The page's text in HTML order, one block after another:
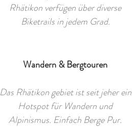
Rhätikon verfügen über diverse
Biketrails in jedem Grad.
Wandern & Bergtouren
Das Rhätikon gebiet ist seit jeher ein
Hotspot für Wandern und
Alpinismus. Einfach Berge Pur.